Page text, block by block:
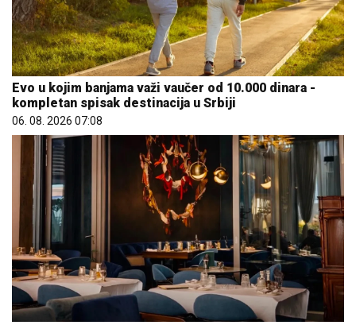
Evo u kojim banjama važi vaučer od 10.000 dinara -
kompletan spisak destinacija u Srbiji
06. 08. 2026 07:08